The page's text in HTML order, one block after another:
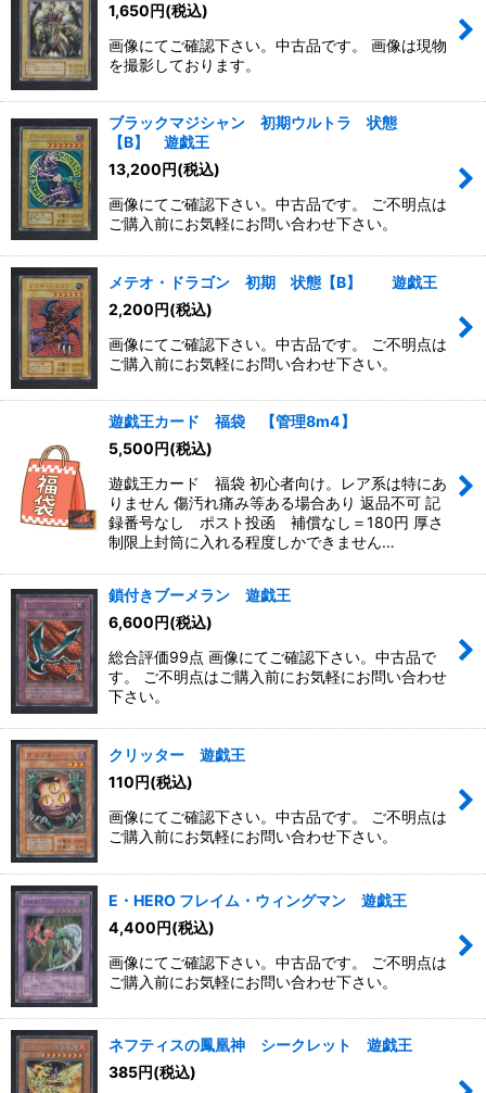
1,650円(税込)
画像にてご確認下さい。中古品です。 画像は現物
を撮影しております。
ブラックマジシャン 初期ウルトラ 状態
【B】 遊戯王
13,200 円(税込)
画像にてご確認下さい。中古品です。 ご不明点は
ご購入前にお気軽にお問い合わせ下さい。
メテオ・ドラゴン 初期 状態【B】 遊戯王
2,200円(税込)
画像にてご確認下さい。中古品です。 ご不明点は
ご購入前にお気軽にお問い合わせ下さい。
遊戯王カード 福袋 【管理8m4】
5,500円(税込)
遊戯王カード 福袋 初心者向け。レア系は特にあ
りません 傷汚れ痛み等ある場合あり 返品不可 記
録番号なし ポスト投函 補償なし＝180円 厚さ
制限上封筒に入れる程度しかできません…
鎖付きブーメラン 遊戯王
6,600円(税込)
総合評価99点 画像にてご確認下さい。中古品で
す。 ご不明点はご購入前にお気軽にお問い合わせ
下さい。
クリッター 遊戯王
110円(税込)
画像にてご確認下さい。中古品です。 ご不明点は
ご購入前にお気軽にお問い合わせ下さい。
E・HERO フレイム・ウィングマン 遊戯王
4,400円(税込)
画像にてご確認下さい。中古品です。 ご不明点は
ご購入前にお気軽にお問い合わせ下さい。
ネフティスの鳳凰神 シークレット 遊戯王
385円(税込)